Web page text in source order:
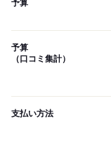
予算
予算
（口コミ集計）
支払い方法